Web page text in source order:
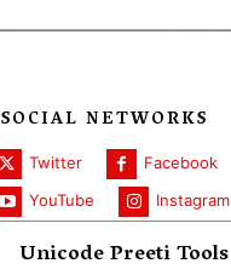
SOCIAL NETWORKS
Twitter
Facebook
YouTube
Instagram
Unicode Preeti Tools